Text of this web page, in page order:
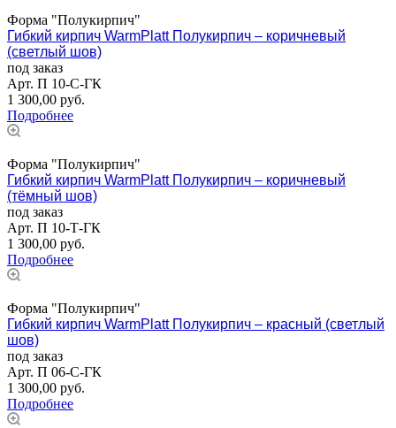
Форма "Полукирпич"
Гибкий кирпич WarmPlatt Полукирпич – коричневый
(светлый шов)
под заказ
Арт. П 10-С-ГК
1 300,00 руб.
Подробнее
Форма "Полукирпич"
Гибкий кирпич WarmPlatt Полукирпич – коричневый
(тёмный шов)
под заказ
Арт. П 10-Т-ГК
1 300,00 руб.
Подробнее
Форма "Полукирпич"
Гибкий кирпич WarmPlatt Полукирпич – красный (светлый
шов)
под заказ
Арт. П 06-С-ГК
1 300,00 руб.
Подробнее